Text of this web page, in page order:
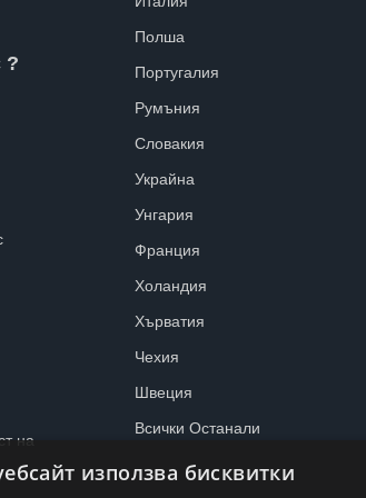
?
на
Полша
Португалия
Румъния
Словакия
Украйна
Унгария
Франция
Холандия
Хърватия
Чехия
Швеция
Всички Останали
използва бисквитки